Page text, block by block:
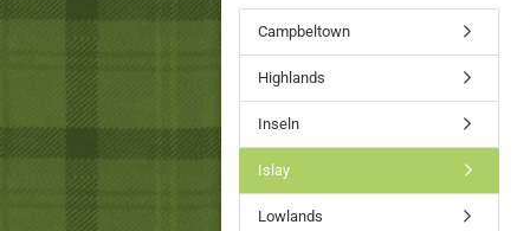
Campbeltown
Highlands
Inseln
Islay
Lowlands